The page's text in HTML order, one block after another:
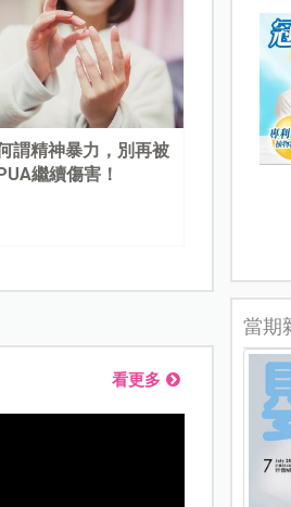
謂精神暴力，別再被
繼續傷害！
看更多
當期